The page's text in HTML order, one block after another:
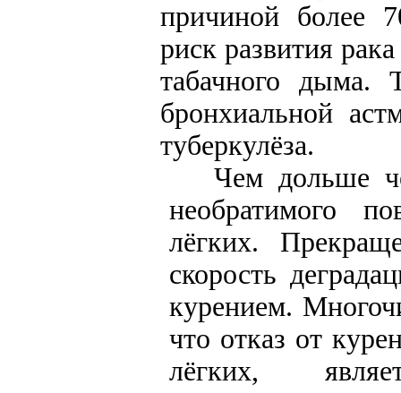
причиной более
риск развития
табачного дыма.
бронхиальной
туберкулёза.
Чем дольше
необратимого
лёгких.
скорость
курением.
что отказ от
лёгких,